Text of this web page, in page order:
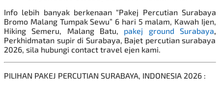
Info lebih banyak berkenaan “Pakej Percutian Surabaya
Bromo Malang Tumpak Sewu” 6 hari 5 malam, Kawah Ijen,
Hiking Semeru, Malang Batu,
pakej ground Surabaya
Perkhidmatan supir di Surabaya, Bajet percutian surabaya
2026, sila hubungi contact travel ejen kami.
PILIHAN PAKEJ PERCUTIAN SURABAYA, INDONESIA 2026 :